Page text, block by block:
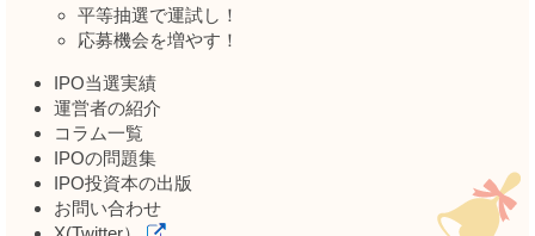
平等抽選で運試し！
応募機会を増やす！
IPO当選実績
運営者の紹介
コラム一覧
IPOの問題集
IPO投資本の出版
お問い合わせ